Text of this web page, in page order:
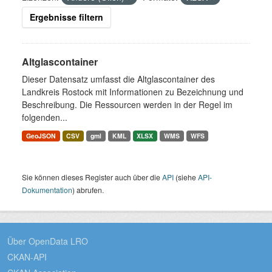
Ergebnisse filtern
Altglascontainer
Dieser Datensatz umfasst die Altglascontainer des
Landkreis Rostock mit Informationen zu Bezeichnung und
Beschreibung. Die Ressourcen werden in der Regel im
folgenden...
GeoJSON CSV gml KML XLSX WMS WFS
Sie können dieses Register auch über dieAPI (sieheAPI-
Dokumentation) abrufen.
Über OpenData LRO
CKAN-API